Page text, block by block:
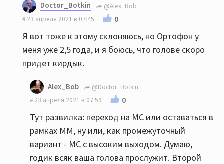
Doctor_Botkin
@Alex_Bob
23 апреля 2021 в 07:45
0
Я вот тоже к этому склоняюсь, но Ортофон у
меня уже 2,5 года, и я боюсь, что голове скоро
придет кирдык.
Alex_Bob
@Doctor_Botkin
23 апреля 2021 в 07:59
0
Тут развилка: переход на МС или оставаться в
рамках ММ, ну или, как промежуточный
вариант - МС с высоким выходом. Думаю,
годик всяк ваша голова прослужит. Второй